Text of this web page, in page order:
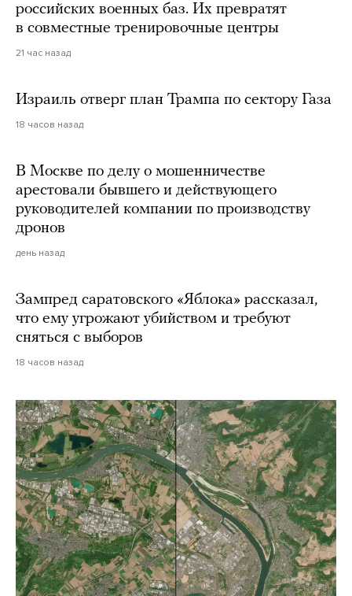
российских военных баз. Их превратят
в совместные тренировочные центры
21 час назад
Израиль отверг план Трампа по сектору Газа
18 часов назад
В Москве по делу о мошенничестве
арестовали бывшего и действующего
руководителей компании по производству
дронов
день назад
Зампред саратовского «Яблока» рассказал,
что ему угрожают убийством и требуют
сняться с выборов
18 часов назад